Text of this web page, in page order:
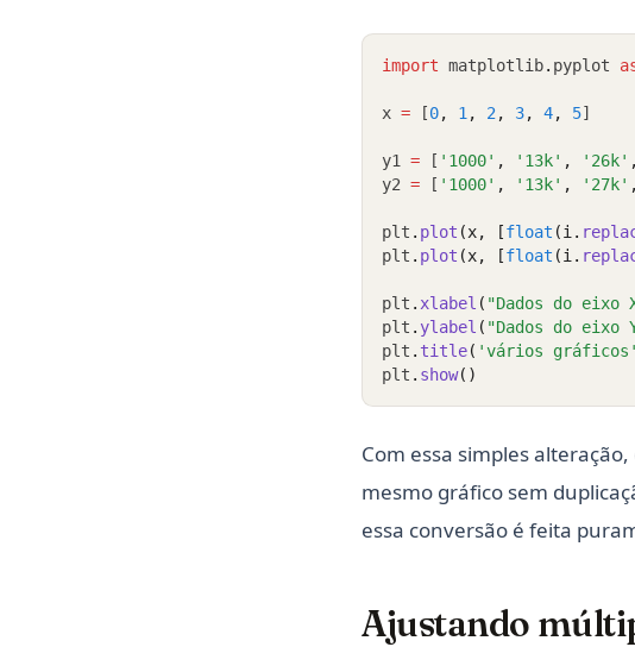
import matplotlib. pyplot
x = [0, 1 , 2 , 3, 4, 5]
y1 = [ '1000' , '13k' , '26k' ,
y2 = [ '1000' , '13k' , '27k' ,
plt . plot (x, [float (i.
plt . plot (x, [float (i.
plt . xlabel ( "Dados do eixo
plt . ylabel ( "Dados do eixo
plt . title( 'vários gráficos'
plt . show()
Com essa simples
mesmo gráfico sem
essa conversão é feita
Ajustando